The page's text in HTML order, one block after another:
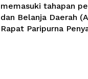
memasuki tahapan
dan Belanja Daerah
Rapat Paripurna